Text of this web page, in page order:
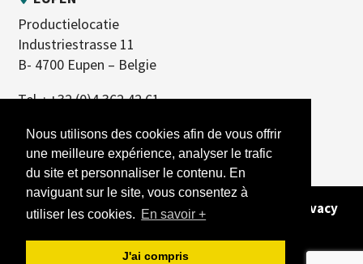
Nous utilisons des cookies afin de vous offrir
une meilleure expérience, analyser le trafic
du site et personnaliser le contenu. En
naviguant sur le site, vous consentez à
utiliser les cookies. En savoir +
J'ai compris
Productielocatie
Industriestrasse 11
B- 4700 Eupen – Belgie
Tel. :+32 (0)4 362 42 61
Copyright 2023 - Alle rechten voorbehouden -
Privacy